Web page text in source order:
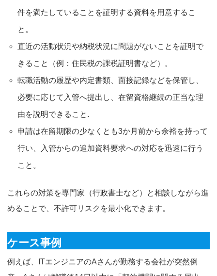
件を満たしていることを証明する資料を用意するこ
と。
直近の活動状況や納税状況に問題がないことを証明で
きること（例：住民税の課税証明書など）。
転職活動の履歴や内定書類、面接記録などを保管し、
必要に応じて入管へ提出し、在留資格継続の正当な理
由を説明できること.
申請は在留期限の少なくとも3か月前から余裕を持って
行い、入管からの追加資料要求への対応を迅速に行う
こと。
これらの対策を専門家（行政書士など）と相談しながら進
めることで、不許可リスクを最小化できます。
ケース事例
例えば、ITエンジニアのAさんが勤務する会社が突然倒